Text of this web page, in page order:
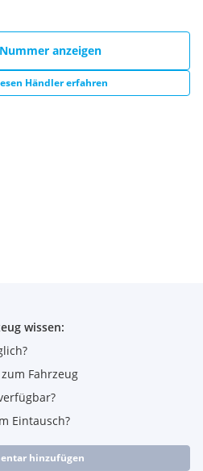
anzeigen
Händler erfahren
wissen:
Fahrzeug
Eintausch?
hinzufügen